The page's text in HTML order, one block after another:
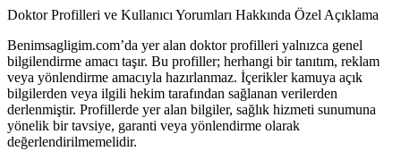
Doktor Profilleri ve Kullanıcı Yorumları Hakkında Özel Açıklama
Benimsagligim.com’da yer alan doktor profilleri yalnızca genel
bilgilendirme amacı taşır. Bu profiller; herhangi bir tanıtım, reklam
veya yönlendirme amacıyla hazırlanmaz. İçerikler kamuya açık
bilgilerden veya ilgili hekim tarafından sağlanan verilerden
derlenmiştir. Profillerde yer alan bilgiler, sağlık hizmeti sunumuna
yönelik bir tavsiye, garanti veya yönlendirme olarak
değerlendirilmemelidir.